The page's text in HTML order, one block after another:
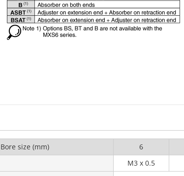
Bore size (mm) 6
M3 x 0.5